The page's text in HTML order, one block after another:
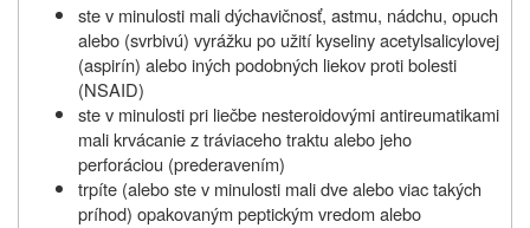
ste v minulosti mali dýchavičnosť, astmu, nádchu, opuch
alebo (svrbivú) vyrážku po užití kyseliny acetylsalicylovej
(aspirín) alebo iných podobných liekov proti bolesti
(NSAID)
ste v minulosti pri liečbe nesteroidovými antireumatikami
mali krvácanie z tráviaceho traktu alebo jeho
perforáciou (prederavením)
trpíte (alebo ste v minulosti mali dve alebo viac takých
príhod) opakovaným peptickým vredom alebo